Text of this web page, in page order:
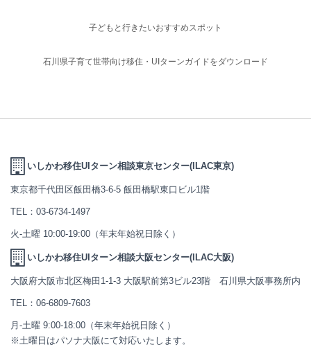
子どもと行きたいおすすめスポット
石川県子育て世帯向け移住・UIターンガイドをダウンロード
いしかわ移住UIターン相談東京センター(ILAC東京)
東京都千代田区飯田橋3-6-5 飯田橋駅東口ビル1階
TEL： 03-6734-1497
火-土曜 10:00-19:00（年末年始祝日除く）
いしかわ移住UIターン相談大阪センター(ILAC大阪)
大阪府大阪市北区梅田1-1-3 大阪駅前第3ビル23階 石川県大阪事務所内
TEL： 06-6809-7603
月-土曜 9:00-18:00（年末年始祝日除く）
※土曜日はパソナ大阪にて対応いたします。